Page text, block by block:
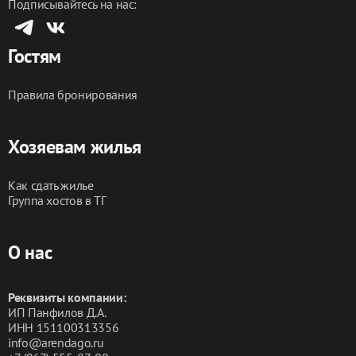
Петрозаводске.
Подписывайтесь на нас:
Гостям
Правила бронирования
Хозяевам жилья
Как сдать жилье
Группа хостов в ТГ
О нас
Реквизиты компании:
ИП Панфилов Д.А.
ИНН 151100313356
info@arendago.ru